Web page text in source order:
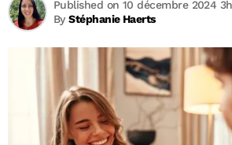
ByStéphanie Haerts
Published on 10 décembre 2024